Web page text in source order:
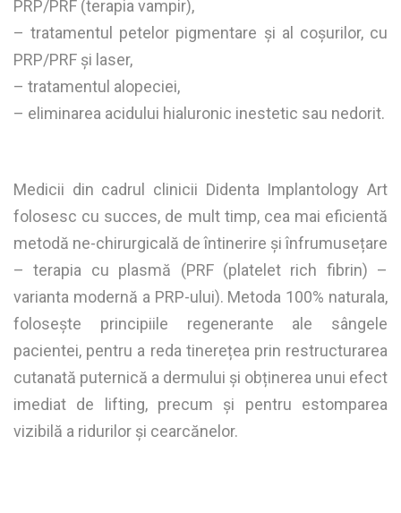
PRP/PRF (terapia vampir),
– tratamentul petelor pigmentare și al coșurilor, cu
PRP/PRF și laser,
– tratamentul alopeciei,
– eliminarea acidului hialuronic inestetic sau nedorit.
Medicii din cadrul clinicii Didenta Implantology Art
folosesc cu succes, de mult timp, cea mai eficientă
metodă ne-chirurgicală de întinerire și înfrumusețare
– terapia cu plasmă (PRF (platelet rich fibrin) –
varianta modernă a PRP-ului). Metoda 100% naturala,
folosește principiile regenerante ale sângele
pacientei, pentru a reda tinerețea prin restructurarea
cutanată puternică a dermului și obținerea unui efect
imediat de lifting, precum și pentru estomparea
vizibilă a ridurilor și cearcănelor.